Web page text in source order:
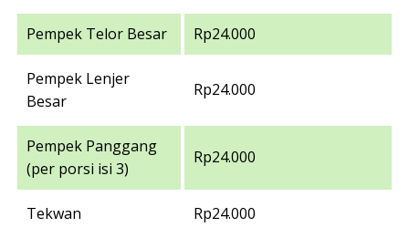
Pempek Telor Besar Rp24.000
Pempek Lenjer
Besar
Rp24.000
Pempek Panggang
(per porsi isi 3)
Rp24.000
Tekwan Rp24.000